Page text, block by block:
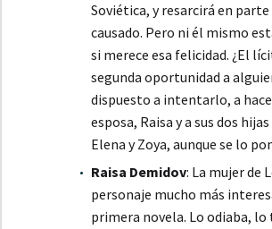
Soviética, y resarcirá en
causado. Pero ni él mismo
si merece esa felicidad. ¿El
segunda oportunidad a
dispuesto a intentarlo, a
esposa, Raisa y a sus dos
Elena y Zoya, aunque se lo
Raisa Demidov: La mujer de
personaje mucho más
primera novela. Lo odiaba, lo